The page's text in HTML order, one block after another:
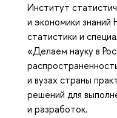
Институт
и экономики
статистики и
«Делаем науку в
и вузах страны
решений для
и разработок.